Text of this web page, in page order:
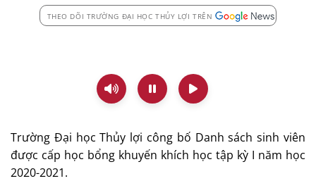
THEO DÕI TRƯỜNG ĐẠI HỌC THỦY LỢI TRÊN
Trường Đại học Thủy lợi công bố Danh sách sinh viên
được cấp học bổng khuyến khích học tập kỳ I năm học
2020-2021.